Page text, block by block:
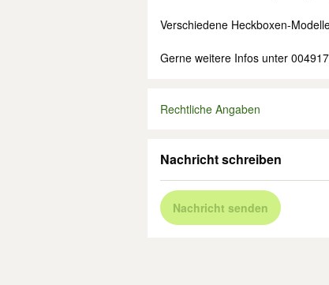
Verschiedene Heckboxen-
Gerne weitere Infos unter
Rechtliche Angaben
Nachricht schreiben
Nachricht senden